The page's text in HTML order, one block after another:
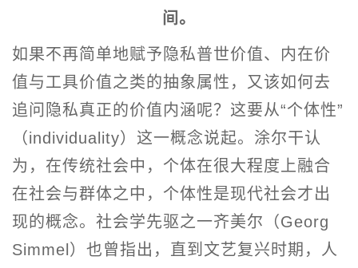
间。
如果不再简单地赋予隐私普世价值、内在价
值与工具价值之类的抽象属性，又该如何去
追问隐私真正的价值内涵呢？这要从“个体性”
（individuality）这一概念说起。涂尔干认
为，在传统社会中，个体在很大程度上融合
在社会与群体之中，个体性是现代社会才出
现的概念。社会学先驱之一齐美尔（Georg
Simmel）也曾指出，直到文艺复兴时期，人